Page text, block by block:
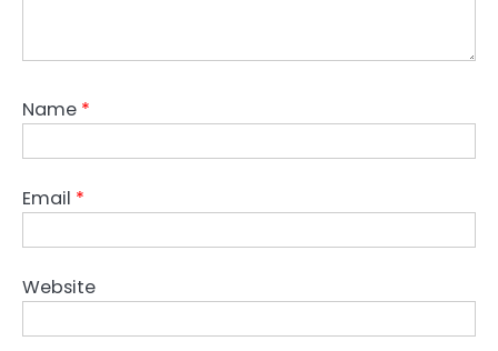
Name *
Email *
Website